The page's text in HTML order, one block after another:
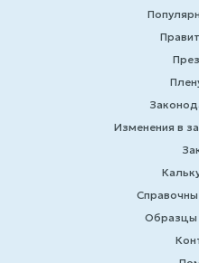
Изменения в
Образцы